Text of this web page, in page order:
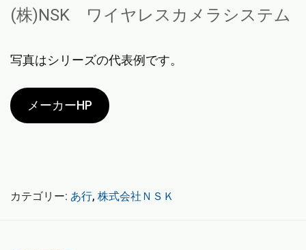
(株)NSK ワイヤレスカメラシステム
写真はシリーズの代表例です。
メーカーHP
カテゴリー: あ行, 株式会社ＮＳＫ